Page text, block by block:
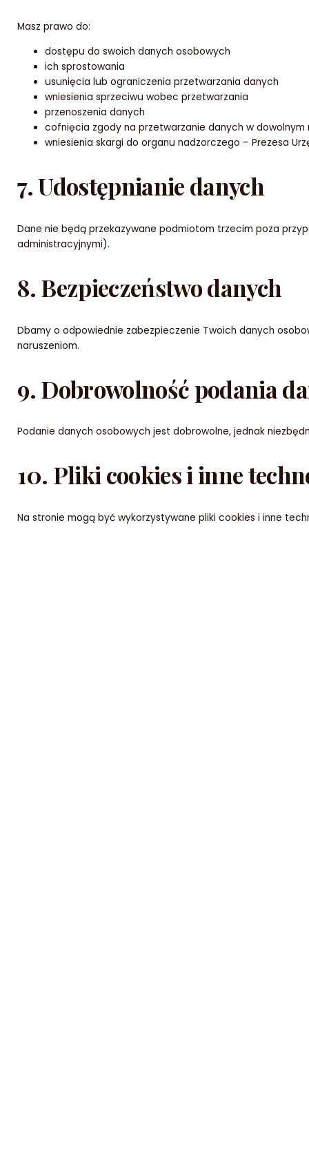
Masz prawo do:
dostępu do swoich danych osobowych
ich sprostowania
usunięcia lub ograniczenia przetwarzania danych
wniesienia sprzeciwu wobec przetwarzania
przenoszenia danych
cofnięcia zgody na przetwarzanie danych w
wniesienia skargi do organu nadzorczego – Prezesa
7. Udostępnianie danych
Dane nie będą przekazywane podmiotom trzecim poza
administracyjnymi).
8. Bezpieczeństwo danych
Dbamy o odpowiednie zabezpieczenie Twoich danych
naruszeniom.
9. Dobrowolność podania
Podanie danych osobowych jest dobrowolne, jednak
10. Pliki cookies i inne
Na stronie mogą być wykorzystywane pliki cookies i inne